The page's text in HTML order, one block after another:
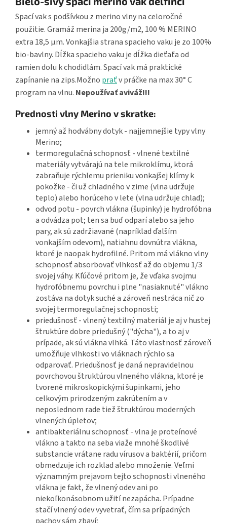
Spací vak s podšívkou z merino vlny na celoročné
použitie. Gramáž merina ja 200g/m2, 100 % MERINO
extra 18,5 µm. Vonkajšia strana spacieho vaku je zo 100%
bio-bavlny. Dĺžka spacieho vaku je dĺžka dieťaťa od
ramien dolu k chodidlám. Spací vak má praktické
zapínanie na zips.Možno praťv práčke na max 30° C
program na vlnu. Nepoužívať aviváž!!!
Prednosti vlny Merino v skratke:
jemný až hodvábny dotyk - najjemnejšie typy vlny
Merino;
termoregulačná schopnosť - vlnené textilné
materiály vytvárajú na tele mikroklímu, ktorá
zabraňuje rýchlemu prieniku vonkajšej klímy k
pokožke - či už chladného v zime (vlna udržuje
teplo) alebo horúceho v lete (vlna udržuje chlad);
odvod potu - povrch vlákna (šupinky) je hydrofóbna
a odvádza pot; ten sa buď odparí alebo sa jeho
pary, ak sú zadržiavané (napríklad ďalším
vonkajším odevom), natiahnu dovnútra vlákna,
ktoré je naopak hydrofilné. Pritom má vlákno vlny
schopnosť absorbovať vlhkosť až do objemu 1/3
svojej váhy. Kľúčové pritom je, že vďaka svojmu
hydrofóbnemu povrchu i plne "nasiaknuté" vlákno
zostáva na dotyk suché a zároveň nestráca nič zo
svojej termoregulačnej schopnosti;
priedušnosť - vlnený textilný materiál je aj v hustej
štruktúre dobre priedušný ("dýcha"), a to aj v
prípade, ak sú vlákna vlhká. Táto vlastnosť zároveň
umožňuje vlhkosti vo vláknach rýchlo sa
odparovať. Priedušnosť je daná nepravidelnou
povrchovou štruktúrou vlneného vlákna, ktoré je
tvorené mikroskopickými šupinkami, jeho
celkovým prirodzeným zakrútením a v
neposlednom rade tiež štruktúrou moderných
vlnených úpletov;
antibakteriálnu schopnosť - vlna je proteínové
vlákno a takto na seba viaže mnohé škodlivé
substancie vrátane radu vírusov a baktérií, pričom
obmedzuje ich rozklad alebo množenie. Veľmi
významným prejavom tejto schopnosti vlneného
vlákna je fakt, že vlnený odev ani po
niekoľkonásobnom užití nezapácha. Prípadne
stačí vlnený odev vyvetrať, čím sa prípadných